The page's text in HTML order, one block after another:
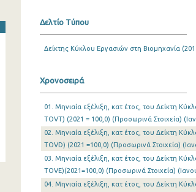
Δελτίο Τύπου
Δείκτης Κύκλου Εργασιών στη Βιομηχανία
Χρονοσειρά
01. Μηνιαία εξέλιξη, κατ έτος, του Δείκτη
TOVT) (2021 = 100,0) (Προσωρινά Στοιχεία)
02. Μηνιαία εξέλιξη, κατ έτος, του Δείκτη
TOVD) (2021 =100,0) (Προσωρινά Στοιχεία)
03. Μηνιαία εξέλιξη, κατ έτος, του Δείκτη
TOVE)(2021=100,0) (Προσωρινά Στοιχεία)
04. Μηνιαία εξέλιξη, κατ έτος, του Δείκτη